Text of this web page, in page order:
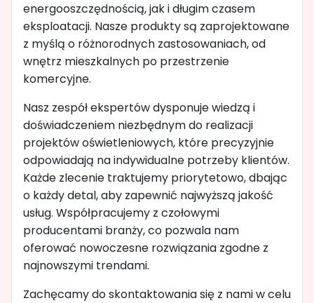
energooszczędnością, jak i długim czasem
eksploatacji. Nasze produkty są zaprojektowane
z myślą o różnorodnych zastosowaniach, od
wnętrz mieszkalnych po przestrzenie
komercyjne.
Nasz zespół ekspertów dysponuje wiedzą i
doświadczeniem niezbędnym do realizacji
projektów oświetleniowych, które precyzyjnie
odpowiadają na indywidualne potrzeby klientów.
Każde zlecenie traktujemy priorytetowo, dbając
o każdy detal, aby zapewnić najwyższą jakość
usług. Współpracujemy z czołowymi
producentami branży, co pozwala nam
oferować nowoczesne rozwiązania zgodne z
najnowszymi trendami.
Zachęcamy do skontaktowania się z nami w celu